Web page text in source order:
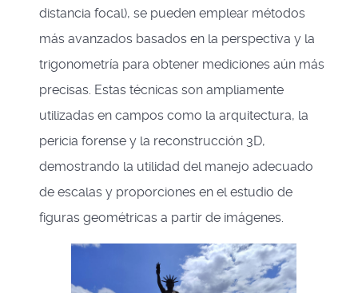
distancia focal), se pueden emplear métodos
más avanzados basados en la perspectiva y la
trigonometría para obtener mediciones aún más
precisas. Estas técnicas son ampliamente
utilizadas en campos como la arquitectura, la
pericia forense y la reconstrucción 3D,
demostrando la utilidad del manejo adecuado
de escalas y proporciones en el estudio de
figuras geométricas a partir de imágenes.